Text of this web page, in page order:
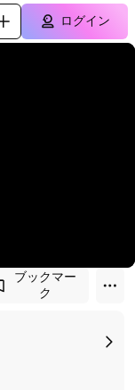
ログイン
ブックマー
ク